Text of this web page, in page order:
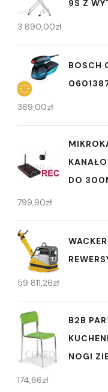
9S Z
3 890,00zł
BOSCH
369,00zł
DO
799,90zł
59 811,26zł
B2B
NOGI
174,66zł